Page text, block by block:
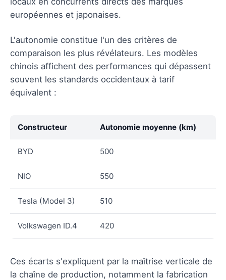
européennes et japonaises.
L'autonomie constitue l'un des critères de
comparaison les plus révélateurs. Les modèles
chinois affichent des performances qui dépassent
souvent les standards occidentaux à tarif
équivalent :
Constructeur Autonomie moyenne (km)
BYD 500
NIO 550
Tesla (Model 3) 510
Volkswagen ID.4 420
Ces écarts s'expliquent par la maîtrise verticale de
la chaîne de production, notamment la fabrication